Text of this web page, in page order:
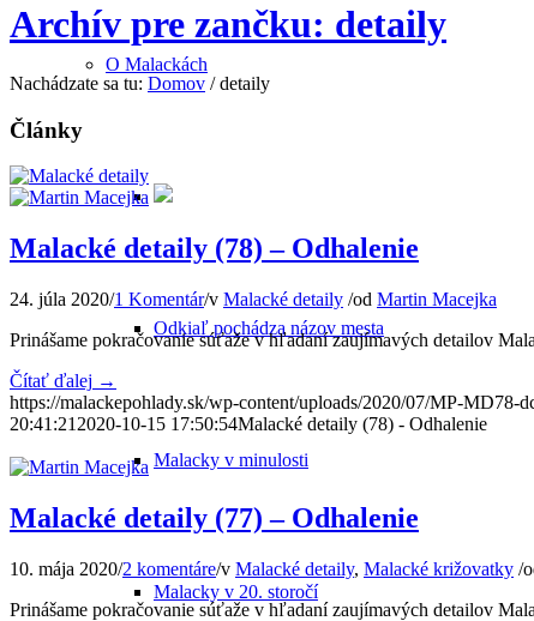
O Malackách
Odkiaľ pochádza názov mesta
Malacky v minulosti
Malacky v 20. storočí
Archív pre zančku: detaily
Nachádzate sa tu: Domov / detaily
Články
Malacké detaily (78) – Odhalenie
24. júla 2020/1 Komentár/v Malacké detaily /od Martin Macejka
Prinášame pokračovanie súťaže v hľadaní zaujímavých detailov
Čítať ďalej →
https://malackepohlady.sk/wp-content/uploads/2020/07/MP-MD78-
20:41:21 2020-10-15 17:50:54Malacké detaily (78) - Odhalenie
Malacké detaily (77) – Odhalenie
10. mája 2020/2 komentáre/v Malacké detaily, Malacké križovatky /
Prinášame pokračovanie súťaže v hľadaní zaujímavých detailov